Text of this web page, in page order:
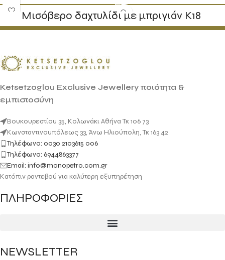
Mισόβερο δαχτυλίδι με μπριγιάν Κ18
Ketsetzoglou Exclusive Jewellery ποιότητα &
εμπιστοσύνη
Βουκουρεστίου 35, Κολωνάκι Αθήνα Τκ 106 73
Κωνσταντινουπόλεως 33, Άνω Ηλιούπολη, Τκ 163 42
Τηλέφωνο: 0030 2103615 006
Τηλέφωνο: 6944863377
Email: info@monopetro.com.gr
Κατόπιν ραντεβού για καλύτερη εξυπηρέτηση
ΠΛΗΡΟΦΟΡΙΕΣ
NEWSLETTER